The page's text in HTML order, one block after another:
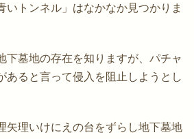
いトンネル」はなかなか見つかりま
下墓地の存在を知りますが、パチャ
あると言って侵入を阻止しようとし
矢理いけにえの台をずらし地下墓地